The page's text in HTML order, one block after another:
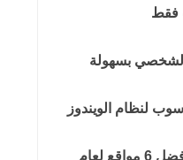
فقط
بسهولة
تحميل الصور عالية الدقة مجاناً: اكتشف أفضل 6 مواقع لعام